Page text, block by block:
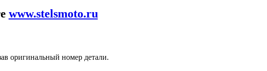
www.stelsmoto.ru
оригинальный номер детали.